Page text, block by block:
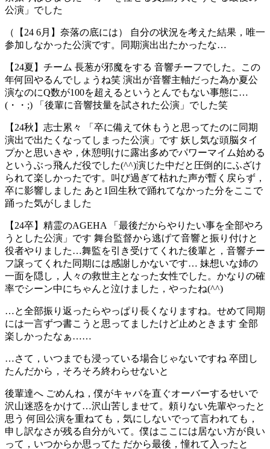
公演」でした
（【24 6月】奈落の底には） 自分の状況を考えた結果，唯一
参加しなかった公演です。同期演出出たかったな…
【24夏】チーム 長葱が邪魔をする 音響チーフでした。この
年何回やるんでしょうね笑 演出が音響主軸だった為か夏公
演なのにQ数が100を超えるというとんでもない事態に…
(・・;) 「後輩に音響技量を試された公演」でした笑
【24秋】志士累々 「卒に備えて休もうと思ってたのに同期
演出で出たくなってしまった公演」です 妖し気な頭脳タイ
プかと思いきや，休憩明けに露出多めでパワーマイム始める
というぶっ飛んだ役でした(^^)演じた中だと圧倒的にふざけ
られて楽しかったです。叫び過ぎて枯れた声が暫く戻らず，
卒に影響しました あと1回生秋で踊れてなかった分をここで
踊った気がしました
【24卒】精霊のAGEHA 「最後だからやりたい事を全部やろ
うとした公演」です 舞台監督から逃げて音響と振り付けと
役者やりました…舞監を引き受けてくれた後輩と，音響チー
フ譲ってくれた同期には感謝しかないです… 妹想いな姉の
一面を隠し，人々の救世主となった女性でした。かなりの確
率でシーン中にちゃんと泣けました，やったね(^^)
…と全部振り返ったらやっぱり長くなりますね。せめて同期
には一言ずつ書こうと思ってましたけど止めときます 全部
楽しかったなぁ……
…さて，いつまでも浸っている場合じゃないですね 卒団し
たんだから，そろそろ終わらせないと
後輩達へ ごめんね，僕がキャパを直ぐオーバーするせいで
沢山迷惑をかけて…沢山苦しませて。頼りない先輩やったと
思う 何回公演を重ねても，気にしないでって言われても，
申し訳なさが残る自分がいて。僕はここには居ない方が良い
って，いつからか思ってた だから最後，憧れて入ったと